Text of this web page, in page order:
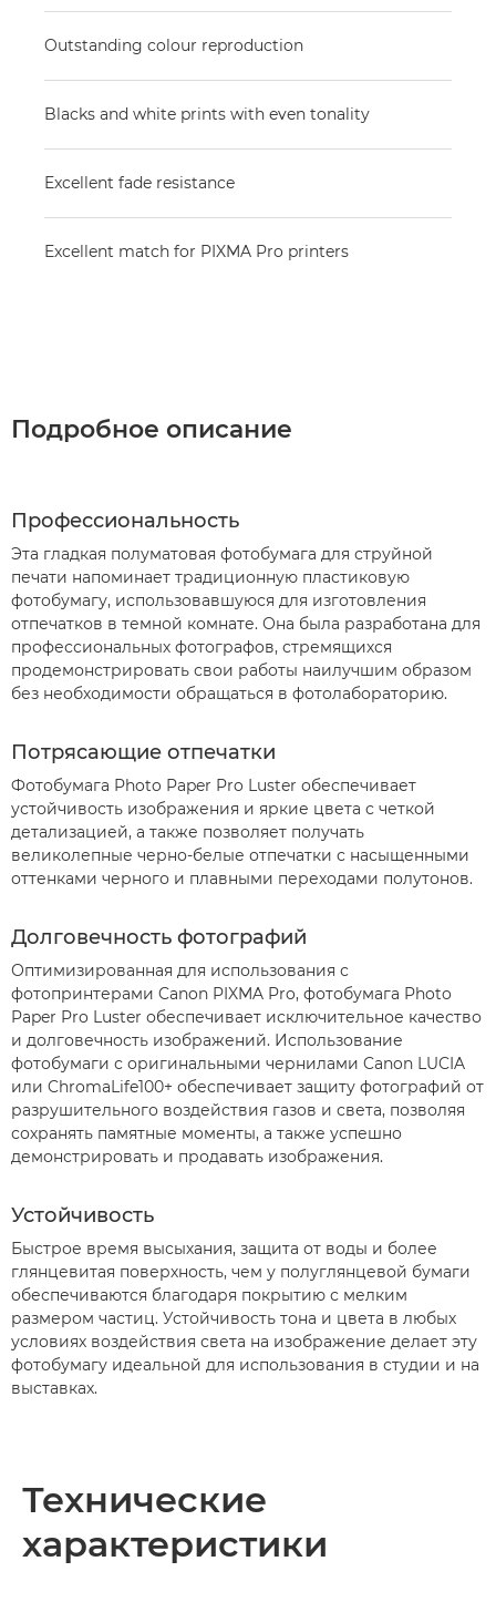
Outstanding colour reproduction
Blacks and white prints with even tonality
Excellent fade resistance
Excellent match for PIXMA Pro printers
Подробное описание
Профессиональность
Эта гладкая полуматовая фотобумага для струйной
печати напоминает традиционную пластиковую
фотобумагу, использовавшуюся для изготовления
отпечатков в темной комнате. Она была разработана для
профессиональных фотографов, стремящихся
продемонстрировать свои работы наилучшим образом
без необходимости обращаться в фотолабораторию.
Потрясающие отпечатки
Фотобумага Photo Paper Pro Luster обеспечивает
устойчивость изображения и яркие цвета с четкой
детализацией, а также позволяет получать
великолепные черно-белые отпечатки с насыщенными
оттенками черного и плавными переходами полутонов.
Долговечность фотографий
Оптимизированная для использования с
фотопринтерами Canon PIXMA Pro, фотобумага Photo
Paper Pro Luster обеспечивает исключительное качество
и долговечность изображений. Использование
фотобумаги с оригинальными чернилами Canon LUCIA
или ChromaLife100+ обеспечивает защиту фотографий от
разрушительного воздействия газов и света, позволяя
сохранять памятные моменты, а также успешно
демонстрировать и продавать изображения.
Устойчивость
Быстрое время высыхания, защита от воды и более
глянцевитая поверхность, чем у полуглянцевой бумаги
обеспечиваются благодаря покрытию с мелким
размером частиц. Устойчивость тона и цвета в любых
условиях воздействия света на изображение делает эту
фотобумагу идеальной для использования в студии и на
выставках.
Технические
характеристики